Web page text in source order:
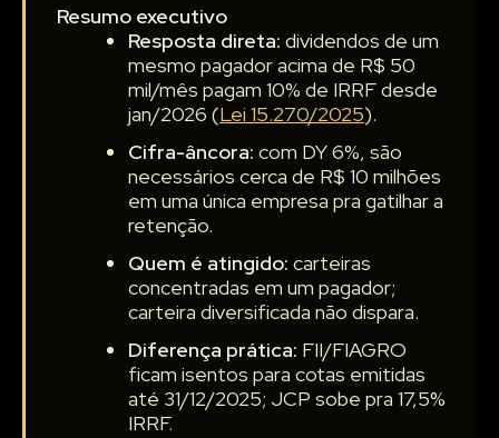
Resumo executivo
Resposta direta: dividendos de um
mesmo pagador acima de R$ 50
mil/mês pagam 10% de IRRF desde
jan/2026 (Lei 15.270/2025).
Cifra-âncora: com DY 6%, são
necessários cerca de R$ 10 milhões
em uma única empresa pra gatilhar a
retenção.
Quem é atingido: carteiras
concentradas em um pagador;
carteira diversificada não dispara.
Diferença prática: FII/FIAGRO
ficam isentos para cotas emitidas
até 31/12/2025; JCP sobe pra 17,5%
IRRF.